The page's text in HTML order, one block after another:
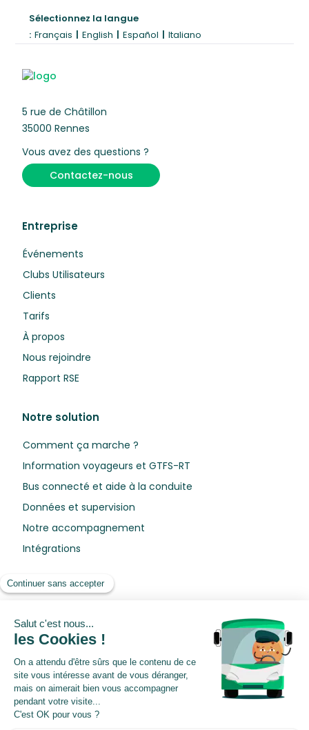
Sélectionnez la langue
: Français | English | Español | Italiano
5 rue de Châtillon
35000 Rennes
Vous avez des questions ?
Contactez-nous
Entreprise
Événements
Clubs Utilisateurs
Clients
Tarifs
À propos
Nous rejoindre
Rapport RSE
Notre solution
Comment ça marche ?
Information voyageurs et GTFS-RT
Bus connecté et aide à la conduite
Données et supervision
Notre accompagnement
Intégrations
Ressources
Livres blancs
Webinars
Centre de préférences